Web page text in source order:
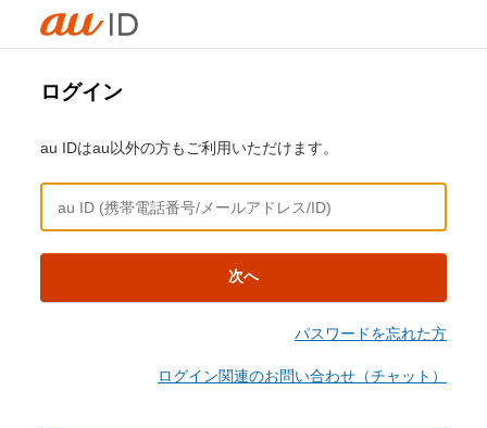
ログイン
au IDはau以外の方もご利用いただけます。
次へ
パスワードを忘れた方
ログイン関連のお問い合わせ（チャット）